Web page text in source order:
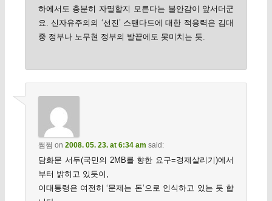
하에서도 충분히 자멸할지 모른다는 불안감이 앞서더군
요. 신자유주의의 ‘선진’ 스탠다드에 대한 적응력은 김대
중 정부나 노무현 정부의 발끝에도 못미치는 듯.
쩜쩜 on 2008. 05. 23. at 6:34 am said:
담화문 서두(국민의 2MB를 향한 요구=경제살리기)에서
부터 밝히고 있듯이,
이대통령은 여전히 ‘문제는 돈’으로 인식하고 있는 듯 합